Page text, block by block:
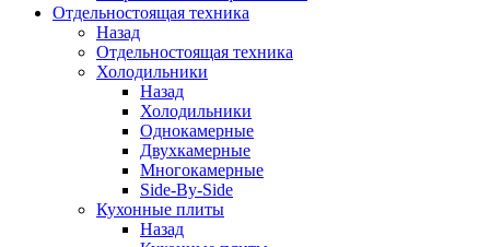
Отдельностоящая техника
Назад
Отдельностоящая техника
Холодильники
Назад
Холодильники
Однокамерные
Двухкамерные
Многокамерные
Side-By-Side
Кухонные плиты
Назад